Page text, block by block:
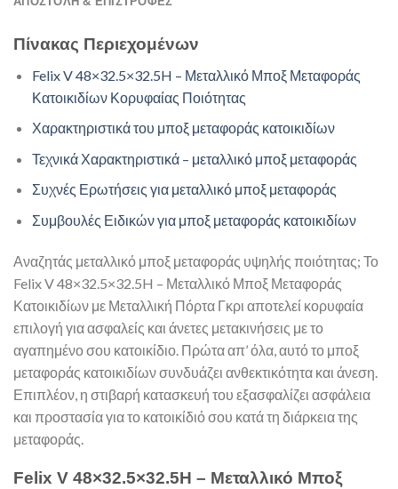
Πίνακας Περιεχομένων
Felix V 48×32.5×32.5H – Μεταλλικό Μποξ Μεταφοράς
Κατοικιδίων Κορυφαίας Ποιότητας
Χαρακτηριστικά του μποξ μεταφοράς κατοικιδίων
Τεχνικά Χαρακτηριστικά – μεταλλικό μποξ μεταφοράς
Συχνές Ερωτήσεις για μεταλλικό μποξ μεταφοράς
Συμβουλές Ειδικών για μποξ μεταφοράς κατοικιδίων
Αναζητάς μεταλλικό μποξ μεταφοράς υψηλής ποιότητας; Το
Felix V 48×32.5×32.5H – Μεταλλικό Μποξ Μεταφοράς
Κατοικιδίων με Μεταλλική Πόρτα Γκρι αποτελεί κορυφαία
επιλογή για ασφαλείς και άνετες μετακινήσεις με το
αγαπημένο σου κατοικίδιο. Πρώτα απ’ όλα, αυτό το μποξ
μεταφοράς κατοικιδίων συνδυάζει ανθεκτικότητα και άνεση.
Επιπλέον, η στιβαρή κατασκευή του εξασφαλίζει ασφάλεια
και προστασία για το κατοικίδιό σου κατά τη διάρκεια της
μεταφοράς.
Felix V 48×32.5×32.5H – Μεταλλικό Μποξ